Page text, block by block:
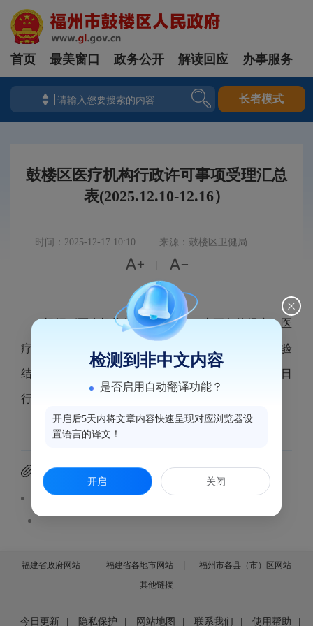
首页 最美窗口 政务公开 解读回应 办事服务
长者模式
鼓楼区医疗机构行政许可事项受理汇总
表(2025.12.10-12.16）
时间：2025-12-17 10:10 来源：鼓楼区卫健局
 
根据《医疗机构管理办法》第三十五条的规定，医
疗机构开业、迁移、更名、变更以及停业、歇业和校验
结果予以公示。现将2025年12月10日至2025年12月16日
行政受理事项汇总表予以公示。公示内容见附件。
附件下载
福建省政府网站 福建省各地市网站
福州市各县（市）区网站
其他链接
今日更新 隐私保护 网站地图 联系我们 使用帮助
检测到非中文内容
是否启用自动翻译功能？
开启后5天内将文章内容快速呈现对应浏览器设
置语言的译文！
开启 关闭